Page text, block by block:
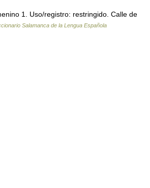
1. Uso/registro: restringido. Calle de
Salamanca de la Lengua Española